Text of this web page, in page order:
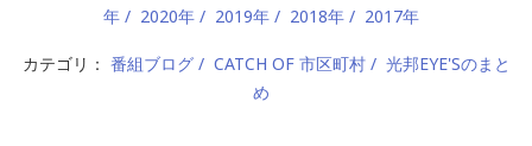
年
2020年 2019年 2018年 2017年
カテゴリ： 番組ブログ CATCH OF 市区町村
光邦EYE'Sのまと
め